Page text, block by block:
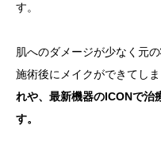
す。
肌へのダメージが少なく元
施術後にメイクができてしま
れや、最新機器のICONで治
す。